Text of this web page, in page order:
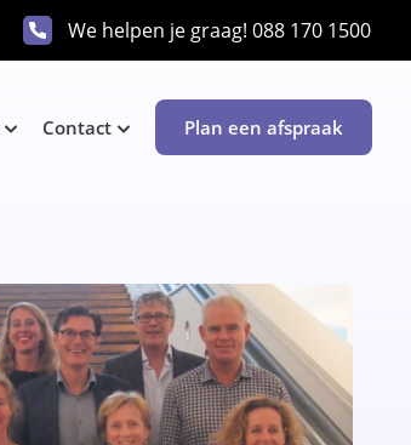
We helpen je graag! 088 170 1500
Contact Plan een afspraak